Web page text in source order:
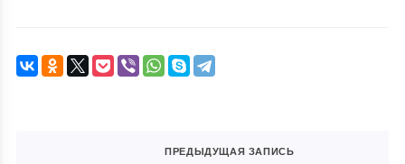
ПРЕДЫДУЩАЯ ЗАПИСЬ